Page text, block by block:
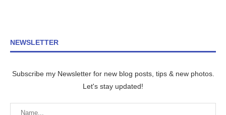
NEWSLETTER
Subscribe my Newsletter for new blog posts, tips & new photos.
Let's stay updated!